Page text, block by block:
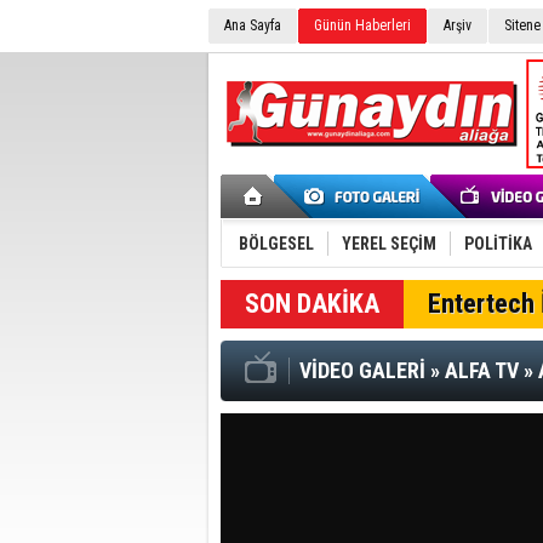
Ana Sayfa Günün Haberleri Arşiv
BÖLGESEL YEREL SEÇİM POLİTİKA
Entertech
VİDEO GALERİ »ALFA TV»